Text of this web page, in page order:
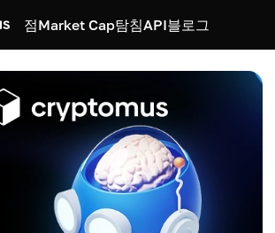
점Market Cap탐침API블로그